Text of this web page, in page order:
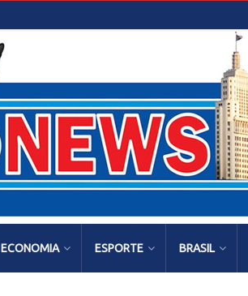
ECONOMIA ESPORTE BRASIL